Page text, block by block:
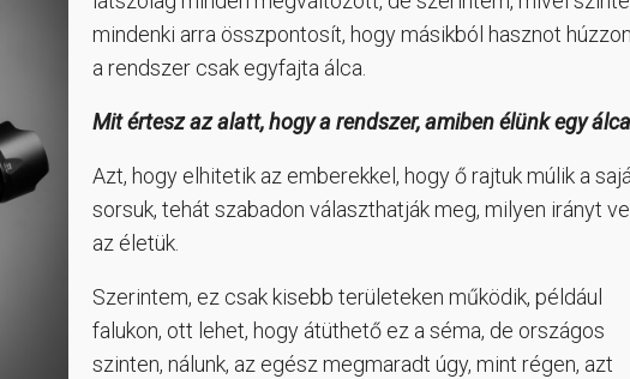
mindenki arra összpontosít, hogy másikból hasznot
a rendszer csak egyfajta álca.
Mit értesz az alatt, hogy a rendszer, amiben élünk egy
Azt, hogy elhitetik az emberekkel, hogy ő rajtuk múlik a
sorsuk, tehát szabadon választhatják meg, milyen irányt
az életük.
Szerintem, ez csak kisebb területeken működik, például
falukon, ott lehet, hogy átüthető ez a séma, de országos
szinten, nálunk, az egész megmaradt úgy, mint régen, azt